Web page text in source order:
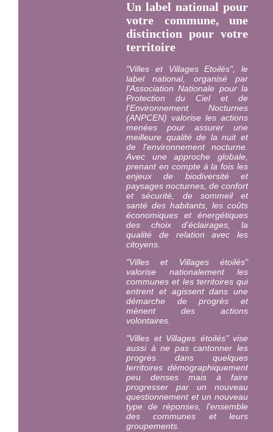
Un label national pour
votre commune, une
distinction pour votre
territoire
"Villes et Villages Etoilés", le
label national, organisé par
l'Association Nationale pour la
Protection du Ciel et de
l'Environnement Nocturnes
(ANPCEN) valorise les actions
menées pour assurer une
meilleure qualité de la nuit et
de l'environnement nocturne.
Avec une approche globale,
prenant en compte à la fois les
enjeux de biodiversité et
paysages nocturnes, de confort
et sécurité, de sommeil et
santé des habitants, les coûts
économiques et énergétiques
des choix d'éclairages, la
qualité de relation avec les
citoyens.
"Villes et Villages étoilés"
valorise nationalement les
communes et les territoires qui
entrent et agissent dans une
démarche de progrès et
mènent des actions
volontaires.
"Villes et Villages étoilés" vise
aussi à ne pas cantonner les
progrès dans quelques
territoires démographiquement
peu denses mais à faire
progresser par un nouveau
questionnement et un nouveau
type de réponses, l'ensemble
des communes et leurs
groupements.